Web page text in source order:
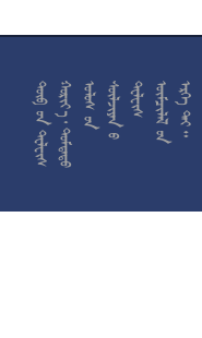










































































































